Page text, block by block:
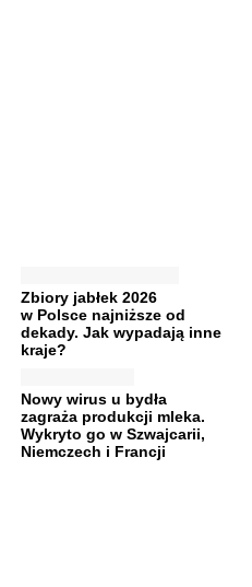
Zbiory jabłek 2026
w Polsce najniższe od
dekady. Jak wypadają inne
kraje?
Nowy wirus u bydła
zagraża produkcji mleka.
Wykryto go w Szwajcarii,
Niemczech i Francji